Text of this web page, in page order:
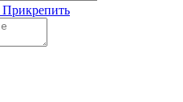
Прикрепить